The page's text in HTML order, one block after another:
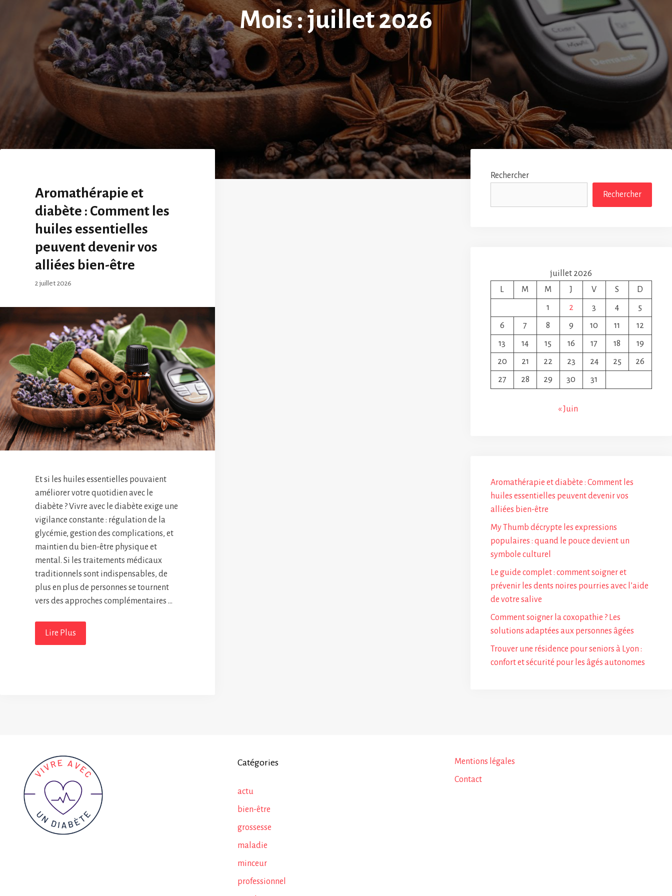
Mois :juillet 2026
Aromathérapie et
diabète : Comment les
huiles essentielles
peuvent devenir vos
alliées bien-être
2 juillet 2026
Et si les huiles essentielles pouvaient
améliorer votre quotidien avec le
diabète ? Vivre avec le diabète exige une
vigilance constante : régulation de la
glycémie, gestion des complications, et
maintien du bien-être physique et
mental. Si les traitements médicaux
traditionnels sont indispensables, de
plus en plus de personnes se tournent
vers des approches complémentaires …
Lire Plus
Rechercher
Rechercher
juillet 2026
L
M M J V S
D
1
2 3 4
5
6
7 8 9 10 11
12
13
14 15 16 17 18
19
20
21 22 23 24 25
26
27
28 29 30 31
« Juin
Aromathérapie et diabète : Comment les
huiles essentielles peuvent devenir vos
alliées bien-être
My Thumb décrypte les expressions
populaires : quand le pouce devient un
symbole culturel
Le guide complet : comment soigner et
prévenir les dents noires pourries avec l’aide
de votre salive
Comment soigner la coxopathie ? Les
solutions adaptées aux personnes âgées
Trouver une résidence pour seniors à Lyon :
confort et sécurité pour les âgés autonomes
Catégories
actu
bien-être
grossesse
maladie
minceur
professionnel
Mentions légales
Contact